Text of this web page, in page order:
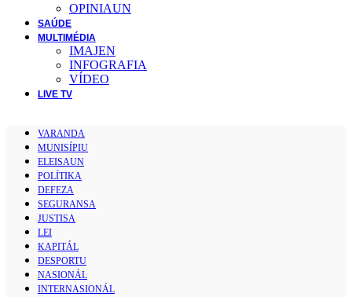
OPINIAUN
SAÚDE
MULTIMÉDIA
IMAJEN
INFOGRAFIA
VÍDEO
LIVE TV
VARANDA
MUNISÍPIU
ELEISAUN
POLÍTIKA
DEFEZA
SEGURANSA
JUSTISA
LEI
KAPITÁL
DESPORTU
NASIONÁL
INTERNASIONÁL